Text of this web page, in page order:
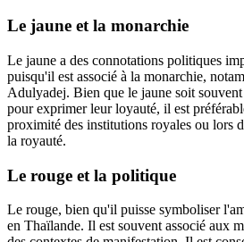
Le jaune et la monarchie
Le jaune a des connotations politiques
puisqu'il est associé à la monarchie,
Adulyadej. Bien que le jaune soit
pour exprimer leur loyauté, il est
proximité des institutions royales ou lors
la royauté.
Le rouge et la politique
Le rouge, bien qu'il puisse symboliser
en Thaïlande. Il est souvent associé aux